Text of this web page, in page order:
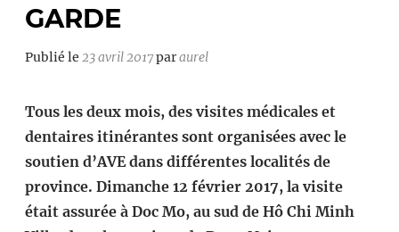
GARDE
Publié le 23 avril 2017paraurel
Tous les deux mois, des visites médicales et
dentaires itinérantes sont organisées avec le
soutien d’AVE dans différentes localités de
province. Dimanche 12 février 2017, la visite
était assurée à Doc Mo, au sud de Hô Chi Minh